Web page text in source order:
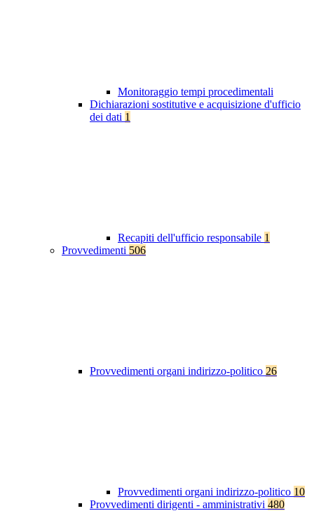
Monitoraggio tempi procedimentali
Dichiarazioni sostitutive e acquisizione d'ufficio
dei dati 1
Recapiti dell'ufficio responsabile 1
Provvedimenti 506
Provvedimenti organi indirizzo-politico 26
Provvedimenti organi indirizzo-politico 10
Provvedimenti dirigenti - amministrativi 480